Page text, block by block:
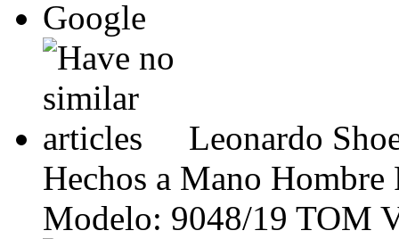
Leonardo
Hechos a Mano
Modelo: 9048/19 TOM